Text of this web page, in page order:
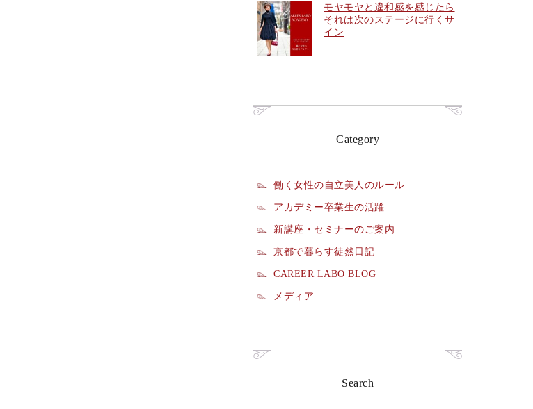
モヤモヤと違和感を感じたら
それは次のステージに行くサ
イン
Category
働く女性の自立美人のルール
アカデミー卒業生の活躍
新講座・セミナーのご案内
京都で暮らす徒然日記
CAREER LABO BLOG
メディア
Search